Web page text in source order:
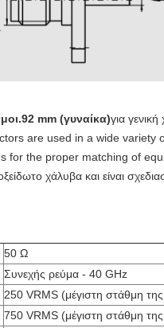
mm (γυναίκα)για
are used in a wide variety
for the proper matching of
χάλυβα και είναι
50 Ω
Συνεχής ρεύμα - 40 GHz
250 VRMS (μέγιστη στάθμη
750 VRMS (μέγιστη στάθμη